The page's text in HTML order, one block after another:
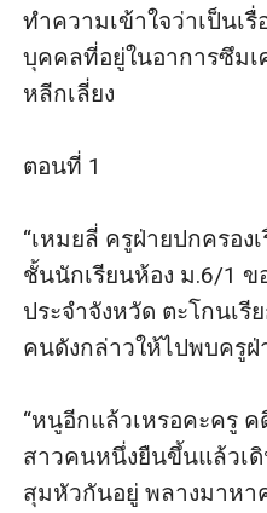
ทำความเข้าใจว่าเป็นเ
บุคคลที่อยู่ในอาการซึมเ
หลีกเลี่ยง
ตอนที่ 1
“เหมยลี่ ครูฝ่ายปกครอง
ชั้นนักเรียนห้อง ม.6/1 ข
ประจำจังหวัด ตะโกนเ
คนดังกล่าวให้ไปพบครูฝ่
“หนูอีกแล้วเหรอคะครู ค
สาวคนหนึ่งยืนขึ้นแล้วเ
สุมหัวกันอยู่ พลางมาหา